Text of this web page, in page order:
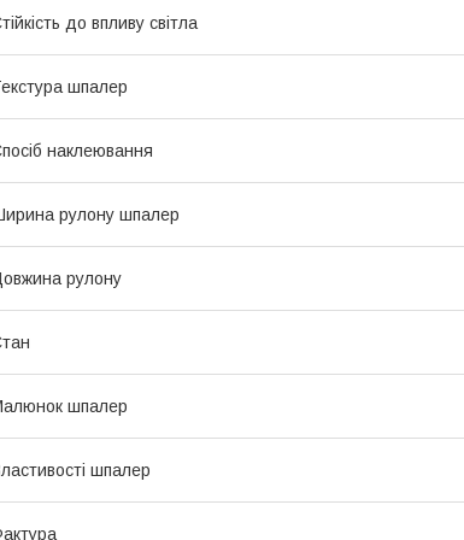
до впливу світла
шпалер
наклеювання
рулону шпалер
рулону
шпалер
шпалер